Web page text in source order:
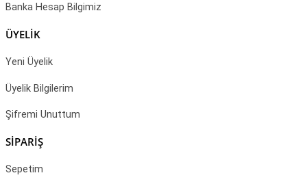
Banka Hesap Bilgimiz
ÜYELİK
Yeni Üyelik
Üyelik Bilgilerim
Şifremi Unuttum
SİPARİŞ
Sepetim